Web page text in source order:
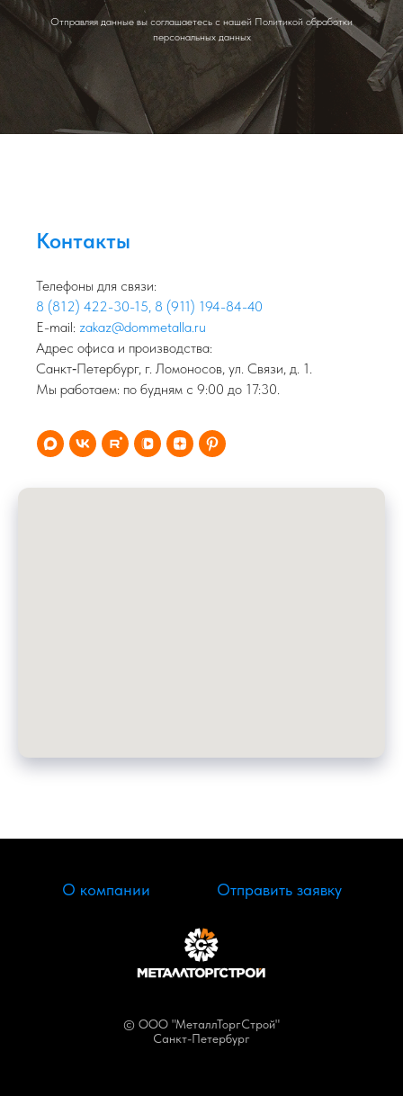
Отправляя данные вы соглашаетесь с нашей Политикой обработки
персональных данных
Контакты
Телефоны для связи:
8 (812) 422-30-15 8 (911) 194-84-40
E-mail: zakaz@dommetalla.ru
Адрес офиса и производства:
Санкт‑Петербург, г. Ломоносов, ул. Связи, д. 1.
Мы работаем: по будням с 9:00 до 17:30.
О компании Отправить заявку
© ООО "МеталлТоргСтрой"
Санкт-Петербург